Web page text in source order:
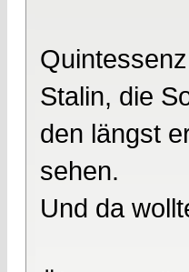
Stalin, die
den längst
sehen.
Und da